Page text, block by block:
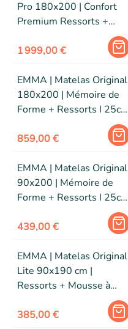
Pro 180x200 | Confort
Premium Ressorts +
Mémoire de Forme | 7
Zones | Edition 2025
1 999,00 €
EMMA | Matelas Original
180x200 | Mémoire de
Forme + Ressorts I 25cm
859,00 €
EMMA | Matelas Original
90x200 | Mémoire de
Forme + Ressorts I 25cm
439,00 €
EMMA | Matelas Original
Lite 90x190 cm |
Ressorts + Mousse à
Confort Optimal | Edition
385,00 €